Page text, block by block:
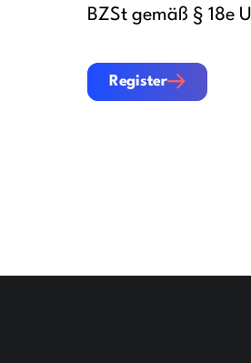
BZSt gemäß § 18e
Register
Register